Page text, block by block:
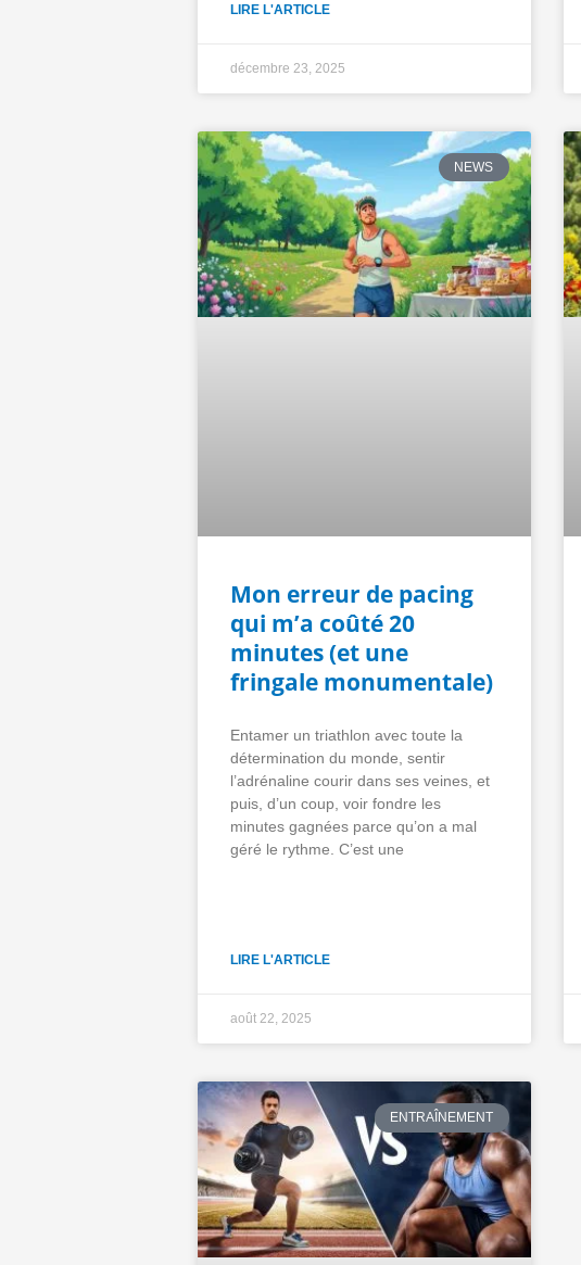
LIRE L'ARTICLE
décembre 23, 2025
NEWS
Mon erreur de pacing
qui m’a coûté 20
minutes (et une
fringale monumentale)
Entamer un triathlon avec toute la
détermination du monde, sentir
l’adrénaline courir dans ses veines, et
puis, d’un coup, voir fondre les
minutes gagnées parce qu’on a mal
géré le rythme. C’est une
LIRE L'ARTICLE
août 22, 2025
ENTRAÎNEMENT